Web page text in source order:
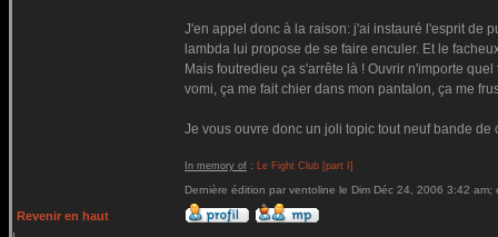
J'en appel donc à la raison: j'ai instauré l'esprit de
lambda lui propose de se faire enculer. Et le
Mais foutredieu ça s'arrête là ! Ouvrir n'importe
vomi, ça me fait chier dans mon pantalon, ça me
Je vous ouvre donc un joli topic tout neuf bande
In memory of : Le Fight Club [part I]
Dernière édition par ventoline le Dim Déc 24, 2006 3:42 am;
Revenir en haut